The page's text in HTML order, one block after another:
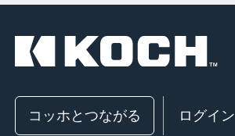
コッホとつながる ログイン